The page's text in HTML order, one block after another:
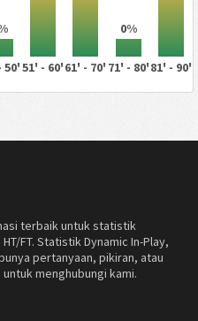
0%
50'51' - 60'61' - 70' 71' - 80'81' - 90'
terbaik untuk statistik
FT. Statistik Dynamic In-Play,
pertanyaan, pikiran, atau
menghubungi kami.